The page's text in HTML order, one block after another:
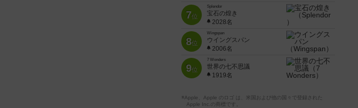
7位
Splendor
宝石の煌き
2028名
8位
Wingspan
ウイングスパン
2006名
9位
7 Wonders
世界の七不思議
1919名
※Apple、Apple のロゴ は、米国および他の国々で登録された
Apple Inc.の商標です。